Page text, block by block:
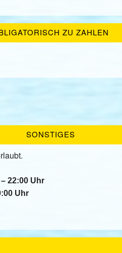
ZU ZAHLEN
SONSTIGES
22:00 Uhr
Uhr